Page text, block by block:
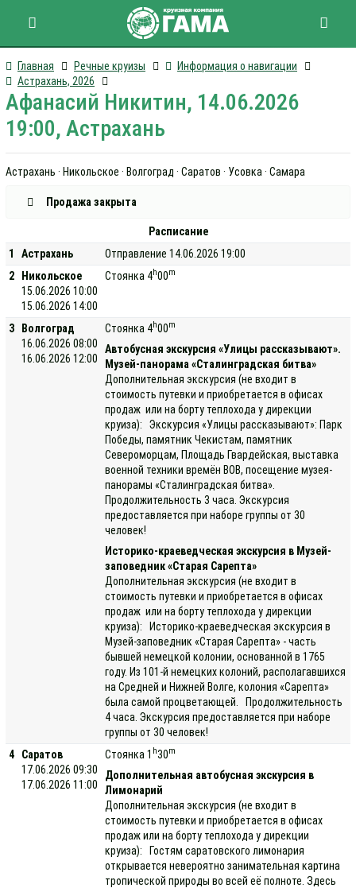
Главная Речные круизы
Информация о навигации
Астрахань, 2026
Афанасий Никитин, 14.06.2026
19:00, Астрахань
Астрахань · Никольское · Волгоград · Саратов · Усовка · Самара
Продажа закрыта
Расписание
1
Астрахань
Отправление 14.06.2026 19:00
2
Никольское
15.06.2026 10:00
15.06.2026 14:00
Стоянка 4h00m
3
Волгоград
16.06.2026 08:00
16.06.2026 12:00
Стоянка 4h00m
Автобусная экскурсия «Улицы рассказывают».
Музей-панорама «Сталинградская битва»
Дополнительная экскурсия (не входит в
стоимость путевки и приобретается в офисах
продаж или на борту теплохода у дирекции
круиза): Экскурсия «Улицы рассказывают»: Парк
Победы, памятник Чекистам, памятник
Североморцам, Площадь Гвардейская, выставка
военной техники времён ВОВ, посещение музея-
панорамы «Сталинградская битва».
Продолжительность 3 часа. Экскурсия
предоставляется при наборе группы от 30
человек!
Историко-краеведческая экскурсия в Музей-
заповедник «Старая Сарепта»
Дополнительная экскурсия (не входит в
стоимость путевки и приобретается в офисах
продаж или на борту теплохода у дирекции
круиза): Историко-краеведческая экскурсия в
Музей-заповедник «Старая Сарепта» - часть
бывшей немецкой колонии, основанной в 1765
году. Из 101-й немецких колоний, располагавшихся
на Средней и Нижней Волге, колония «Сарепта»
была самой процветающей. Продолжительность
4 часа. Экскурсия предоставляется при наборе
группы от 30 человек!
4
Саратов
17.06.2026 09:30
17.06.2026 11:00
Стоянка 1 h30m
Дополнительная автобусная экскурсия в
Лимонарий
Дополнительная экскурсия (не входит в
стоимость путевки и приобретается в офисах
продаж или на борту теплохода у дирекции
круиза): Гостям саратовского лимонария
открывается невероятно занимательная картина
тропической природы во всей её полноте. Здесь